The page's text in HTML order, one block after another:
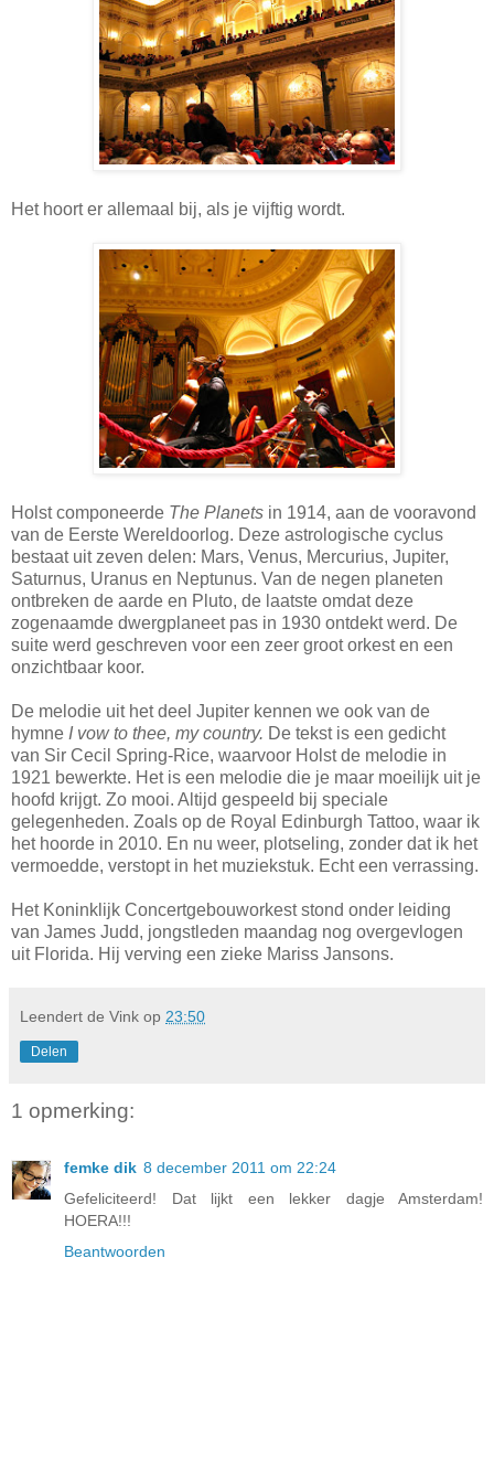
Het hoort er allemaal bij, als je vijftig wordt.
Holst componeerde The Planets in 1914, aan de vooravond
van de Eerste Wereldoorlog. Deze astrologische cyclus
bestaat uit zeven delen: Mars, Venus, Mercurius, Jupiter,
Saturnus, Uranus en Neptunus. Van de negen planeten
ontbreken de aarde en Pluto, de laatste omdat deze
zogenaamde dwergplaneet pas in 1930 ontdekt werd. De
suite werd geschreven voor een zeer groot orkest en een
onzichtbaar koor.
De melodie uit het deel Jupiter kennen we ook van de
hymne I vow to thee, my country. De tekst is een gedicht
van Sir Cecil Spring-Rice, waarvoor Holst de melodie in
1921 bewerkte. Het is een melodie die je maar moeilijk uit je
hoofd krijgt. Zo mooi. Altijd gespeeld bij speciale
gelegenheden. Zoals op de Royal Edinburgh Tattoo, waar ik
het hoorde in 2010. En nu weer, plotseling, zonder dat ik het
vermoedde, verstopt in het muziekstuk. Echt een verrassing.
Het Koninklijk Concertgebouworkest stond onder leiding
van James Judd, jongstleden maandag nog overgevlogen
uit Florida. Hij verving een zieke Mariss Jansons.
Leendert de Vink op 23:50
Delen
1 opmerking:
femke dik 8 december 2011 om 22:24
Gefeliciteerd! Dat lijkt een lekker dagje Amsterdam!
HOERA!!!
Beantwoorden